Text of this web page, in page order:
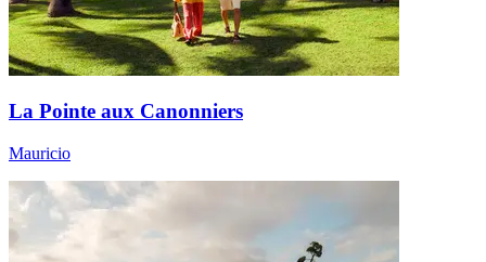
La Pointe aux Canonniers
Mauricio